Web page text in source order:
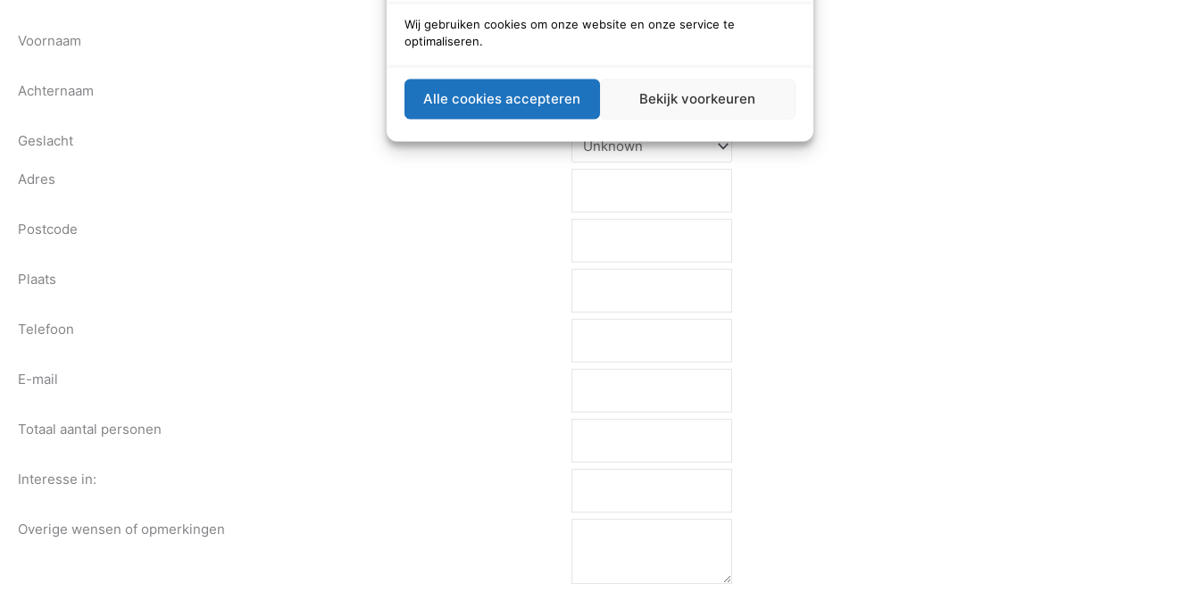
Wij gebruiken cookies om onze website en onze service te
optimaliseren.
Alle cookies accepteren Bekijk voorkeuren
Voornaam
Achternaam
Geslacht
Adres
Postcode
Plaats
Telefoon
E-mail
Totaal aantal personen
Interesse in:
Overige wensen of opmerkingen